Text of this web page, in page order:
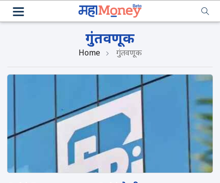
गुंतवणूक
Home गुंतवणूक